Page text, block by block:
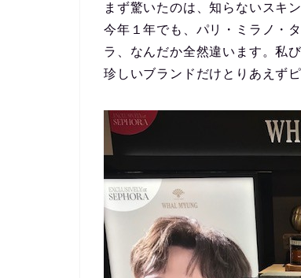
まず驚いたのは、知らないスキ
今年１年でも、パリ・ミラノ・
ラ、なんだか全然違います。私び
珍しいブランドだけとりあえず